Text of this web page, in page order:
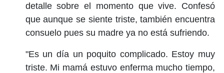
detalle sobre el momento que vive. Confesó
que aunque se siente triste, también encuentra
consuelo pues su madre ya no está sufriendo.
"Es un día un poquito complicado. Estoy muy
triste. Mi mamá estuvo enferma mucho tiempo,